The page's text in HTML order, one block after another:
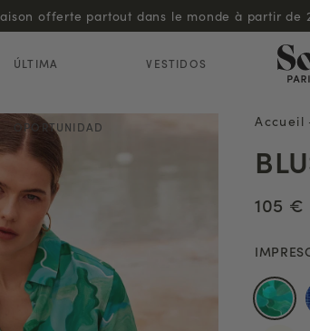
Découvrez notre
ÚLTIMA
OPORTUNIDAD
VESTIDOS
Accueil
105 €